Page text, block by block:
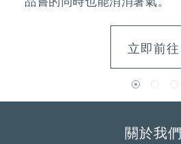
品嘗的同時也能消消暑氣。
立即前往
關於我們